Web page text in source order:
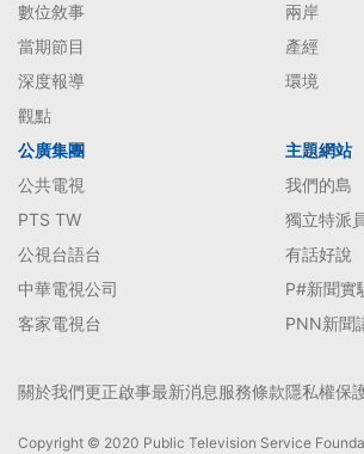
數位敘事
當期節目
深度報導
觀點
兩岸
產經
環境
公廣集團
公共電視
PTS TW
公視台語台
中華電視公司
客家電視台
主題網站
我們的島
獨立特派
有話好說
P#新聞實
PNN新聞
關於我們更正啟事最新消息服務條款隱私權保
Copyright © 2020 Public Television Service